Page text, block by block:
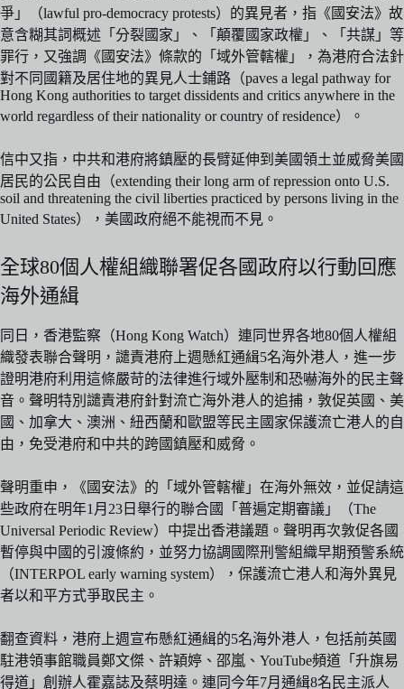
爭」（lawful pro-democracy protests）的異見者，指《國安法》故
意含糊其詞概述「分裂國家」、「顛覆國家政權」、「共謀」等
罪行，又強調《國安法》條款的「域外管轄權」，為港府合法針
對不同國籍及居住地的異見人士鋪路（paves a legal pathway for
Hong Kong authorities to target dissidents and critics anywhere in the
world regardless of their nationality or country of residence）。
信中又指，中共和港府將鎮壓的長臂延伸到美國領土並威脅美國
居民的公民自由（extending their long arm of repression onto U.S.
soil and threatening the civil liberties practiced by persons living in the
United States），美國政府絕不能視而不見。
全球80個人權組織聯署促各國政府以行動回應
海外通緝
同日，香港監察（Hong Kong Watch）連同世界各地80個人權組
織發表聯合聲明，譴責港府上週懸紅通緝5名海外港人，進一步
證明港府利用這條嚴苛的法律進行域外壓制和恐嚇海外的民主聲
音。聲明特別譴責港府針對流亡海外港人的追捕，敦促英國、美
國、加拿大、澳洲、紐西蘭和歐盟等民主國家保護流亡港人的自
由，免受港府和中共的跨國鎮壓和威脅。
聲明重申，《國安法》的「域外管轄權」在海外無效，並促請這
些政府在明年1月23日舉行的聯合國「普遍定期審議」（The
Universal Periodic Review）中提出香港議題。聲明再次敦促各國
暫停與中國的引渡條約，並努力協調國際刑警組織早期預警系統
（INTERPOL early warning system），保護流亡港人和海外異見
者以和平方式爭取民主。
翻查資料，港府上週宣布懸紅通緝的5名海外港人，包括前英國
駐港領事館職員鄭文傑、許穎婷、邵嵐、YouTube頻道「升旗易
得道」創辦人霍嘉誌及蔡明達。連同今年7月通緝8名民主派人